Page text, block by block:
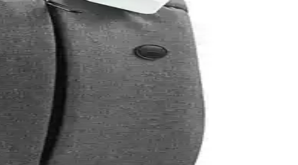
ve tasarım detaylarıyla en uygun seçimi yapmanıza yardımcı oluyoruz.
malzeme, kullanım kolaylığı ve dayanıklılık özelliklerini detaylı inceleyin.
için ideal. Malzeme kalitesi ve pratik özellikleriyle öne çıkıyor.
günlük ve seyahat kullanımına uygun, şık ve fonksiyonel bir seçenektir.